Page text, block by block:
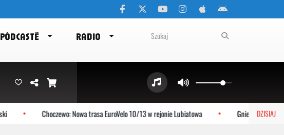
PÒDCASTË RADIO
DZISIAJ
Choczewo: Nowa trasa EuroVelo 10/13 w rejonie Lubiatowa Gniewino: Stolem